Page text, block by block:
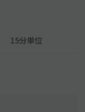
15分単位